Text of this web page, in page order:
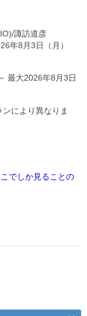
諏訪道彦
年8月3日（月）
最大2026年8月3日
により異なりま
でしか見ることの